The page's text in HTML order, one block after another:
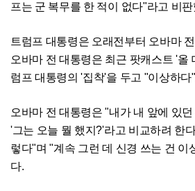
프는 군 복무를 한 적이 없다"라고 비판
트럼프 대통령은 오래전부터 오바마
오바마 전 대통령은 최근 팟캐스트 '올
럼프 대통령의 '집착'을 두고 "이상하다
오바마 전 대통령은 "내가 내 앞에 있
'그는 오늘 뭘 했지?'라고 비교하려 한
렇다"며 "계속 그런 데 신경 쓰는 건 이
다.